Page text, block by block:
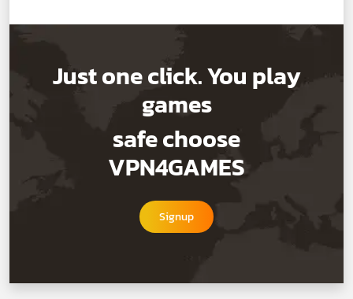
Just one click. You play
games
safe choose
VPN4GAMES
Signup